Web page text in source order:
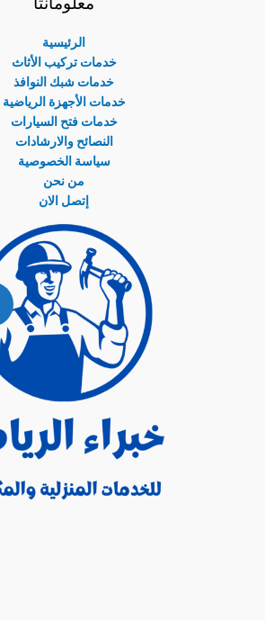
الرئيسية
خدمات تركيب الأثاث
خدمات شبك النوافذ
خدمات الأجهزة الرياضية
خدمات فتح السيارات
النصائح والارشادات
سياسة الخصوصية
من نحن
إتصل الان